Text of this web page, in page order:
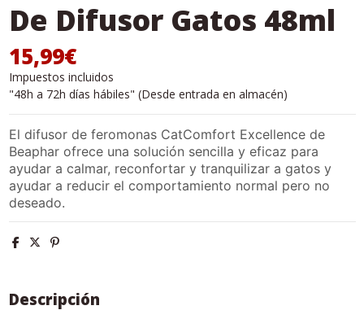
De Difusor Gatos 48ml
15,99€
Impuestos incluidos
"48h a 72h días hábiles" (Desde entrada en almacén)
El difusor de feromonas CatComfort Excellence de
Beaphar ofrece una solución sencilla y eficaz para
ayudar a calmar, reconfortar y tranquilizar a gatos y
ayudar a reducir el comportamiento normal pero no
deseado.
Descripción